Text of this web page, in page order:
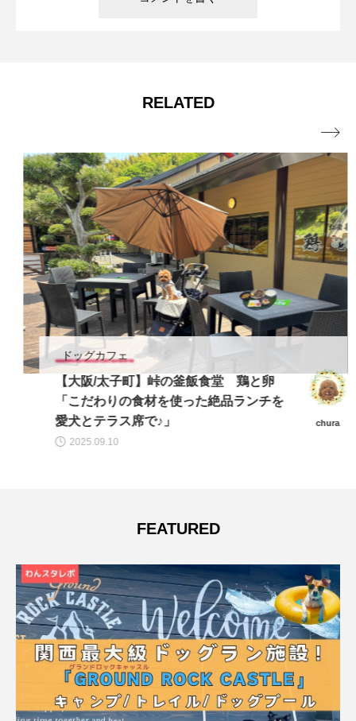
RELATED
ドッグカフェ
【大阪/太子町】峠の釜飯食堂 鶏と卵
「こだわりの食材を使った絶品ランチを
愛犬とテラス席で♪」
chura
2025.09.10

FEATURED